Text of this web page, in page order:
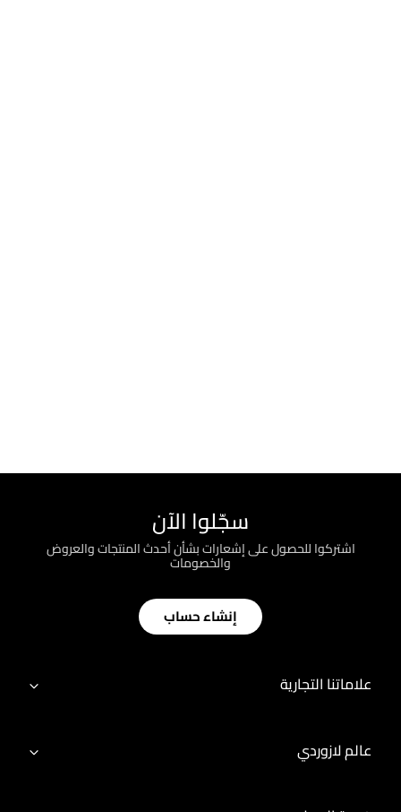
سجّلوا الآن
اشتركوا للحصول على إشعارات بشأن أحدث المنتجات والعروض
والخصومات
إنشاء حساب
علاماتنا التجارية
عالم لازوردي